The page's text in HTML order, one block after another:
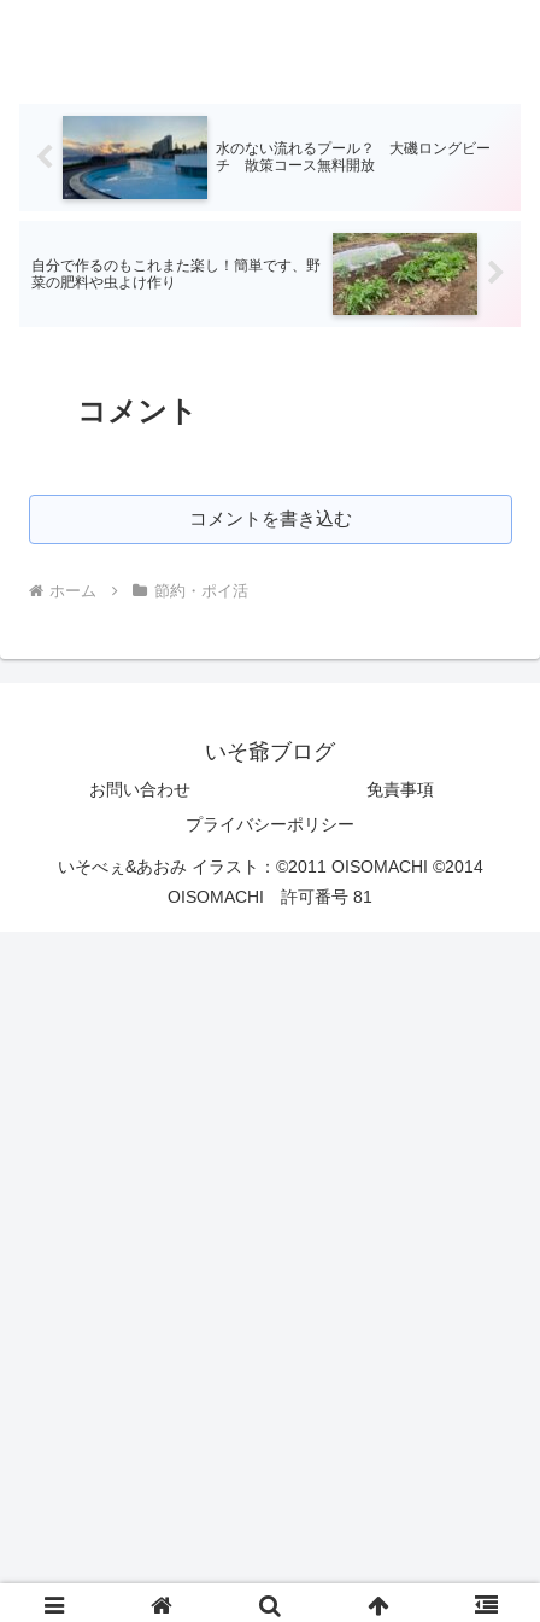
水のない流れるプール？ 大磯ロングビー
チ 散策コース無料開放
自分で作るのもこれまた楽し！簡単です、野
菜の肥料や虫よけ作り
コメント
コメントを書き込む
ホーム 節約・ポイ活
いそ爺ブログ
お問い合わせ
免責事項
プライバシーポリシー
いそべぇ&あおみ イラスト：©2011 OISOMACHI ©2014
OISOMACHI 許可番号 81